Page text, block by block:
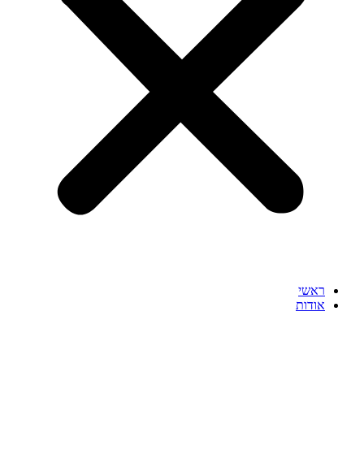
ראשי
אודות